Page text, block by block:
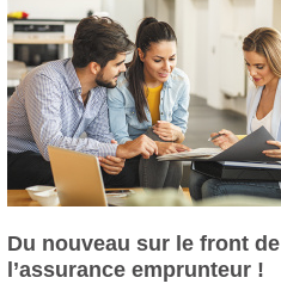
Du nouveau sur le front de
l’assurance emprunteur !